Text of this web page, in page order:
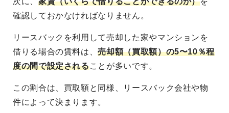
確認しておかなければなりません。
リースバックを利用して売却した家やマンションを
借りる場合の賃料は、売却額（買取額）の5〜10％程
度の間で設定されることが多いです。
この割合は、買取額と同様、リースバック会社や物
件によって決まります。